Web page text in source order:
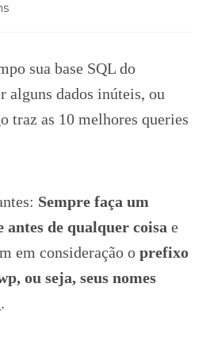
sua base SQL do
alguns dados inúteis, ou
traz as 10 melhores queries
Sempre faça um
antes de qualquer coisa e
em consideração oprefixo
ou seja, seus nomes
.